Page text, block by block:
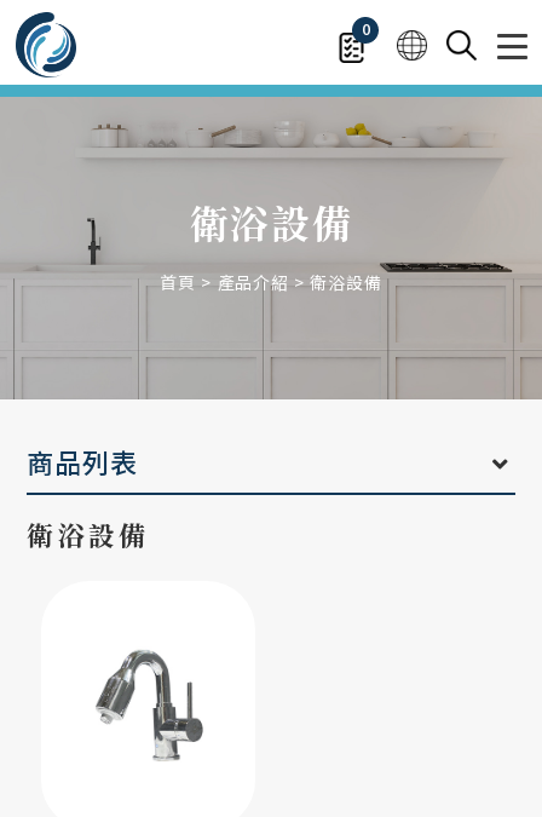
0
衛浴設備
首頁 產品介紹 衛浴設備
商品列表
衛浴設備